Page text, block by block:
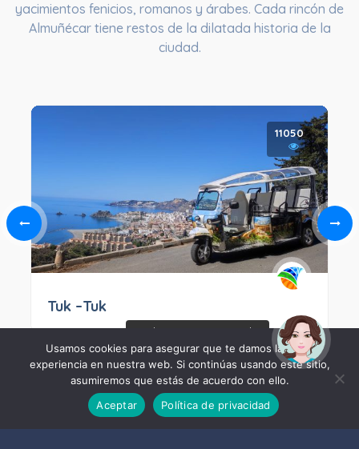
yacimientos fenicios, romanos y árabes. Cada rincón de
Almuñécar tiene restos de la dilatada historia de la
ciudad.
11050
Tuk –Tuk
Usamos cookies para asegurar que te damos la mejor
experiencia en nuestra web. Si continúas usando este sitio,
asumiremos que estás de acuerdo con ello.
Aceptar
Política de privacidad
¡Hola! Soy Noy. ¿Puedo
ayudarte?